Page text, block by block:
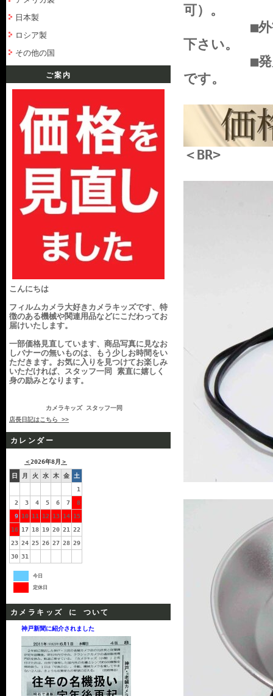
日本製
ロシア製
その他の国
ご案内
こんにちは
フィルムカメラ大好きカメラキッズです、特
徴のある機械や関連用品などにこだわってお
届けいたします。
一部価格見直しています、商品写真に見なお
しバナーの無いものは、もう少しお時間をい
ただきます。お気に入りを見つけてお楽しみ
いただければ、スタッフ一同 素直に嬉しく
身の励みとなります。
カメラキッズ スタッフ一同
店長日記はこちら >>
カレンダー
＜2026年8月 ＞
日 月 火 水 木 金
土
1
2
3 4 5 6 7
8
9 10 11 12 13 14 15
16 17 18 19 20 21
22
23 24 25 26 27 28 29
30 31
今日
定休日
カメラキッズ に ついて
神戸新聞に紹介されました
可）。
■外観、ス
下さい。
■発火には
です。
＜BR>